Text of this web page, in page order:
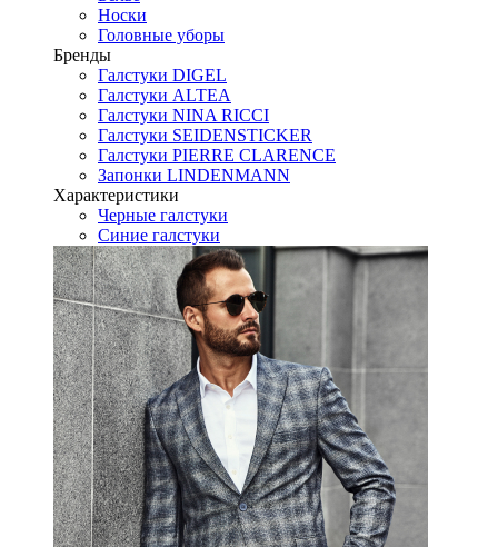
Носки
Головные уборы
Бренды
Галстуки DIGEL
Галстуки ALTEA
Галстуки NINA RICCI
Галстуки SEIDENSTICKER
Галстуки PIERRE CLARENCE
Запонки LINDENMANN
Характеристики
Черные галстуки
Синие галстуки